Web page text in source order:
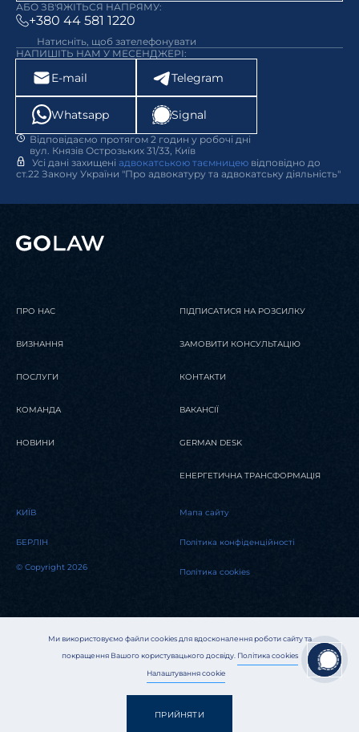
АБО ЗВ'ЯЖІТЬСЯ НАПРЯМУ:
+380 44 581 1220
Натисніть, щоб зателефонувати
НАПИШІТЬ НАМ У МЕСЕНДЖЕРІ:
E-mail Telegram
Whatsapp Signal
Відповідаємо протягом 2 годин у робочі дні
вул. Князів Острозьких 31/33, Київ
Усі дані захищені адвокатською таємницею відповідно до
ст.22 Закону України "Про адвокатуру та адвокатську діяльність"
Ми використовуємо файли cookies для вдосконалення роботи сайту та
покращення Вашого користувацького досвіду. Політика cookies
Налаштування cookie
ПРИЙНЯТИ
ПРО НАС
ВИЗНАННЯ
ПОСЛУГИ
КОМАНДА
НОВИНИ
ПІДПИСАТИСЯ НА РОЗСИЛКУ
ЗАМОВИТИ КОНСУЛЬТАЦІЮ
КОНТАКТИ
ВАКАНСІЇ
GERMAN DESK
ЕНЕРГЕТИЧНА ТРАНСФОРМАЦІЯ
KИЇВ
БЕРЛІН
© Copyright 2026
Мапа сайту
Політика конфіденційності
Політика cookies